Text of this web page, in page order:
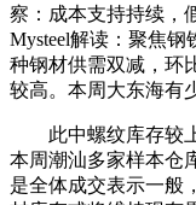
察：成本支持持续，
Mysteel解读：聚焦
种钢材供需双减，环
较高。本周大东海有
此中螺纹库存较上
本周潮汕多家样本仓
是全体成交表示一般